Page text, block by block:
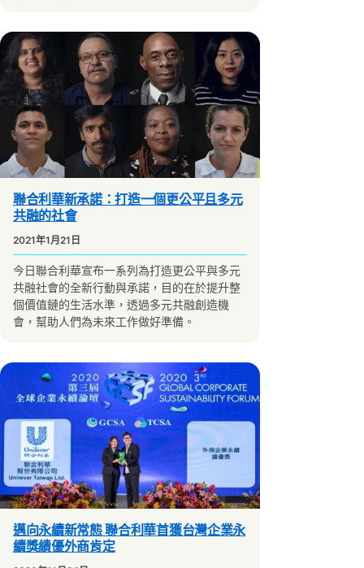
聯合利華新承諾：打造一個更公平且多元
共融的社會
2021年1月21日
今日聯合利華宣布一系列為打造更公平與多元
共融社會的全新行動與承諾，目的在於提升整
個價值鏈的生活水準，透過多元共融創造機
會，幫助人們為未來工作做好準備。
邁向永續新常態 聯合利華首獲台灣企業永
續獎績優外商肯定